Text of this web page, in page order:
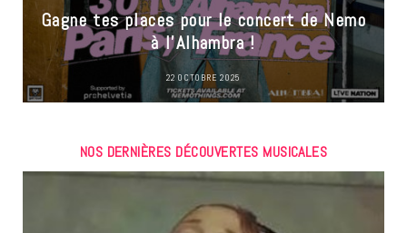
Gagne tes places pour le concert de Nemo
à l’Alhambra !
22 OCTOBRE 2025
NOS DERNIÈRES DÉCOUVERTES MUSICALES